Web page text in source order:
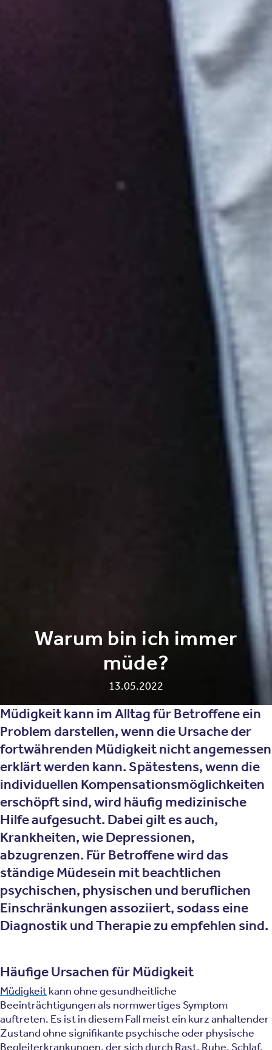
Warum bin ich immer
müde?
13.05.2022
Müdigkeitkann im Alltag für Betroffene ein
Problem darstellen, wenn die Ursache der
fortwährenden Müdigkeit nicht angemessen
erklärt werden kann. Spätestens, wenn die
individuellen Kompensationsmöglichkeiten
erschöpft sind, wird häufig medizinische
Hilfe aufgesucht. Dabei gilt es auch,
Krankheiten, wie Depressionen,
abzugrenzen. Für Betroffene wird das
ständige Müdesein mit beachtlichen
psychischen, physischen und beruflichen
Einschränkungen assoziiert, sodass eine
Diagnostik und Therapie zu empfehlen sind.
Häufige Ursachen für Müdigkeit
Müdigkeitkann ohne gesundheitliche
Beeinträchtigungen als normwertiges Symptom
auftreten. Es ist in diesem Fall meist ein kurz anhaltender
Zustand ohne signifikante psychische oder physische
Begleiterkrankungen, der sich durch Rast, Ruhe, Schlaf,